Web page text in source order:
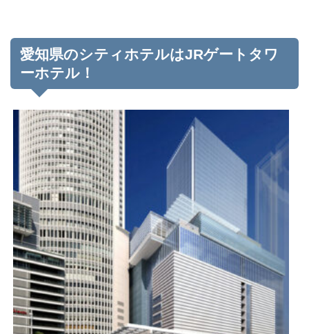
愛知県のシティホテルはJRゲートタワ
ーホテル！